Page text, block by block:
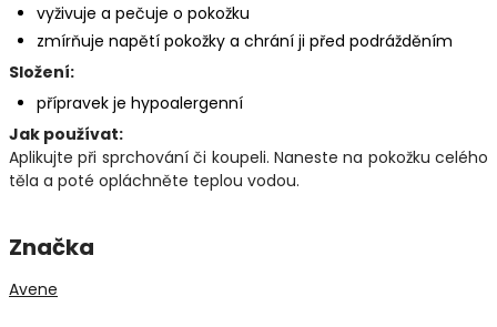
vyživuje a pečuje o pokožku
zmírňuje napětí pokožky a chrání ji před podrážděním
Složení:
přípravek je hypoalergenní
Jak používat:
Aplikujte při sprchování či koupeli. Naneste na pokožku celého
těla a poté opláchněte teplou vodou.
Značka
Avene